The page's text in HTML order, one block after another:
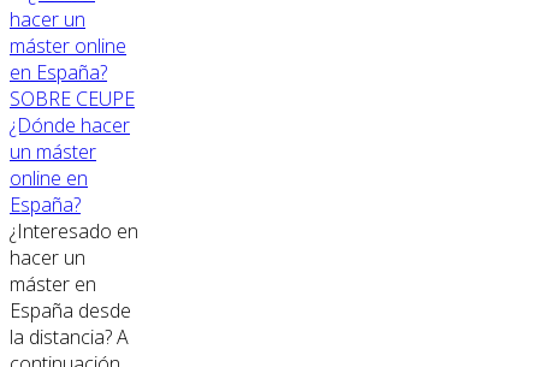
SOBRE CEUPE
¿Dónde hacer
un máster
online en
España?
¿Interesado en
hacer un
máster en
España desde
la distancia? A